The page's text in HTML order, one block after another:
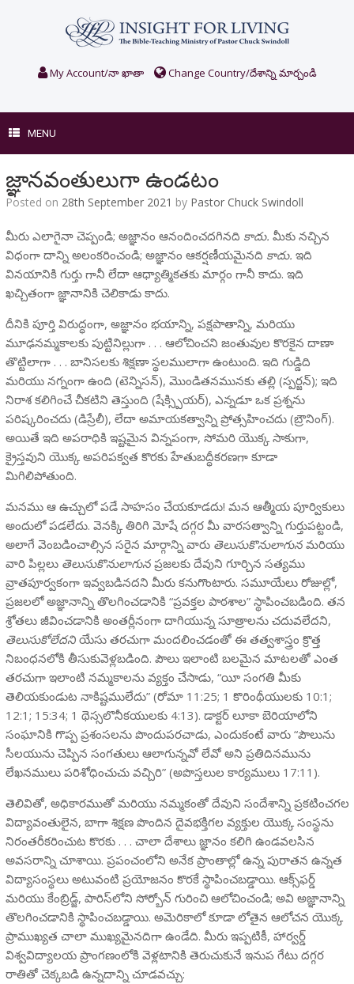
My Account/నా ఖాతా Change Country/దేశాన్ని మార్చండి
MENU
జ్ఞానవంతులుగా ఉండటం
Posted on 28th September 2021 by Pastor Chuck Swindoll
మీరు ఎలాగైనా చెప్పండి; అజ్ఞానం ఆనందించదగినది కాదు. మీకు నచ్చిన
విధంగా దాన్ని అలంకరించండి; అజ్ఞానం ఆకర్షణీయమైనది కాదు. ఇది
వినయానికి గుర్తు గానీ లేదా ఆధ్యాత్మికతకు మార్గం గానీ కాదు. ఇది
ఖచ్చితంగా జ్ఞానానికి చెలికాడు కాదు.
దీనికి పూర్తి విరుద్ధంగా, అజ్ఞానం భయాన్ని, పక్షపాతాన్ని, మరియు
మూఢనమ్మకాలకు పుట్టినిల్లుగా . . . ఆలోచించని జంతువుల కొరకైన దాణా
తొట్టిలాగా . . . బానిసలకు శిక్షణా స్థలములాగా ఉంటుంది. ఇది గుడ్డిది
మరియు నగ్నంగా ఉంది (టెన్నిసన్), మొండితనమునకు తల్లి (స్పర్జన్); ఇది
నిరాశ కలిగించే చీకటిని తెస్తుంది (షేక్స్పియర్), ఎన్నడూ ఒక ప్రశ్నను
పరిష్కరించదు (డిస్రేలీ), లేదా అమాయకత్వాన్ని ప్రోత్సహించదు (బ్రౌనింగ్).
అయితే ఇది అపరాధికి ఇష్టమైన విన్నపంగా, సోమరి యొక్క సాకుగా,
క్రైస్తవుని యొక్క అపరిపక్వత కొరకు హేతుబద్ధీకరణగా కూడా
మిగిలిపోతుంది.
మనము ఆ ఉచ్చులో పడే సాహసం చేయకూడదు! మన ఆత్మీయ పూర్వికులు
అందులో పడలేదు. వెనక్కి తిరిగి మోషే దగ్గర మీ వారసత్వాన్ని గుర్తుపట్టండి,
అలాగే వెంబడించాల్సిన సరైన మార్గాన్ని వారు తెలుసుకొనులాగునమరియు
వారి పిల్లలు తెలుసుకొనులాగునప్రజలకు దేవుని గూర్చిన సత్యము
వ్రాతపూర్వకంగా ఇవ్వబడినదని మీరు కనుగొంటారు. సమూయేలు రోజుల్లో,
ప్రజలలో అజ్ఞానాన్ని తొలగించడానికి “ప్రవక్తల పాఠశాల” స్థాపించబడింది. తన
శ్రోతలు జీవించడానికి అంతర్లీనంగా దాగియున్న సూత్రాలను చదువలేదని,
తెలుసుకోలేదనియేసు తరచుగా మందలించడంతో ఈ తత్వశాస్త్రం క్రొత్త
నిబంధనలోకి తీసుకువెళ్లబడింది. పౌలు ఇలాంటి బలమైన మాటలతో ఎంత
తరచుగా ఇలాంటి నమ్మకాలను వ్యక్తం చేసాడు, “యీ సంగతి మీకు
తెలియకుండుట నాకిష్టములేదు” (రోమా 11:25; 1 కొరింథీయులకు 10:1;
12:1; 15:34; 1 థెస్సలొనీకయులకు 4:13). డాక్టర్ లూకా బెరియాలోని
సంఘానికి గొప్ప ప్రశంసలను పొందుపరచాడు, ఎందుకంటే వారు “పౌలును
సీలయును చెప్పిన సంగతులు ఆలాగున్నవో లేవో అని ప్రతిదినమును
లేఖనములు పరిశోధించుచు వచ్చిరి” (అపొస్తలుల కార్యములు 17:11).
తెలివితో, అధికారముతో మరియు నమ్మకంతో దేవుని సందేశాన్ని ప్రకటించగల
విద్యావంతులైన, బాగా శిక్షణ పొందిన దైవభక్తిగల వ్యక్తుల యొక్క సంస్థను
నిరంతరీకరించుట కొరకు . . . చాలా దేశాలు జ్ఞానం కలిగి ఉండవలసిన
అవసరాన్ని చూశాయి. ప్రపంచంలోని అనేక ప్రాంతాల్లో ఉన్న పురాతన ఉన్నత
విద్యాసంస్థలు అటువంటి ప్రయోజనం కొరకే స్థాపించబడ్డాయి. ఆక్స్‌ఫర్డ్
మరియు కేంబ్రిడ్జ్, పారిస్‌లోని సోర్బోన్ గురించి ఆలోచించండి; అవి అజ్ఞానాన్ని
తొలగించడానికి స్థాపించబడ్డాయి. అమెరికాలో కూడా లోతైన ఆలోచన యొక్క
ప్రాముఖ్యత చాలా ముఖ్యమైనదిగా ఉండేది. మీరు ఇప్పటికీ, హార్వర్డ్
విశ్వవిద్యాలయ ప్రాంగణంలోకి వెళ్లటానికి తెరుచుకునే ఇనుప గేటు దగ్గర
రాతితో చెక్కబడి ఉన్నదాన్ని చూడవచ్చు: